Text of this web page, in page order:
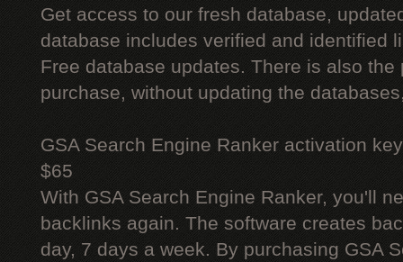
Get access to our fresh database,
database includes verified and identified
Free database updates. There is also
purchase, without updating the
GSA Search Engine Ranker activation key
$65
With GSA Search Engine Ranker, you'll
backlinks again. The software creates
day, 7 days a week. By purchasing GSA